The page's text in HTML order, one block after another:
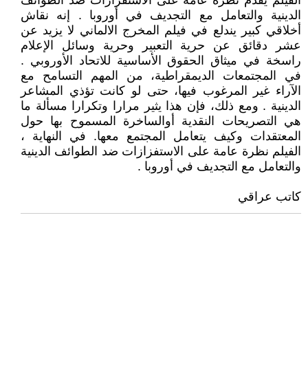
الدينية والتعامل مع التجديف في أوروبا . إنه نقاش
أخلاقي كبير يندلع في فيلم المخرج الالماني لا يزيد عن
عشر دقائق عن حرية التعبير وحرية وسائل الإعلام
راسخة في ميثاق الحقوق الأساسية للاتحاد الأوروبي .
في المجتمعات الديمقراطية، من المهم التسامح مع
الآراء غير المرغوب فيها، حتى لو كانت تؤذي المشاعر
الدينية . ومع ذلك، فإن هذا يثير مرارا وتكرارا مسألة ما
هي التصريحات النقدية أوالساخرة المسموح بها حول
المعتقدات وكيف يتعامل المجتمع معها. في النهاية ،
الفيلم نظرة عامة على الاستفزازات ضد الطوائف الدينية
والتعامل مع التجديف في أوروبا .
كاتب عراقي